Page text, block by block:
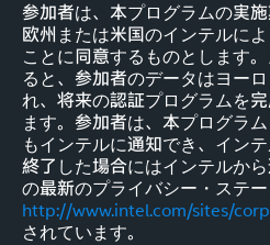
参加者は、本プログラムの実
欧州または米国のインテルに
ことに同意するものとします
ると、参加者のデータはヨー
れ、将来の認証プログラムを
ます。参加者は、本プログラ
もインテルに通知でき、イン
終了した場合にはインテルか
の最新のプライバシー・ステー
http://www.intel.com/sites/
されています。